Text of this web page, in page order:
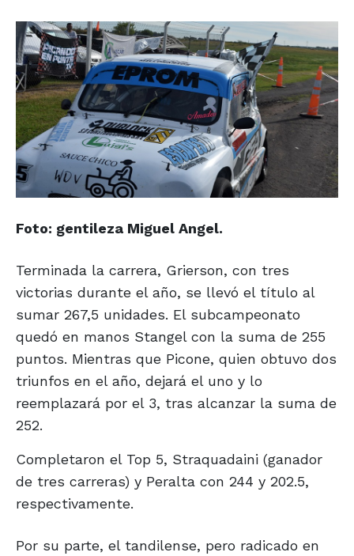
Foto: gentileza Miguel Angel.
Terminada la carrera, Grierson, con tres
victorias durante el año, se llevó el título al
sumar 267,5 unidades. El subcampeonato
quedó en manos Stangel con la suma de 255
puntos. Mientras que Picone, quien obtuvo dos
triunfos en el año, dejará el uno y lo
reemplazará por el 3, tras alcanzar la suma de
252.
Completaron el Top 5, Straquadaini (ganador
de tres carreras) y Peralta con 244 y 202.5,
respectivamente.
Por su parte, el tandilense, pero radicado en